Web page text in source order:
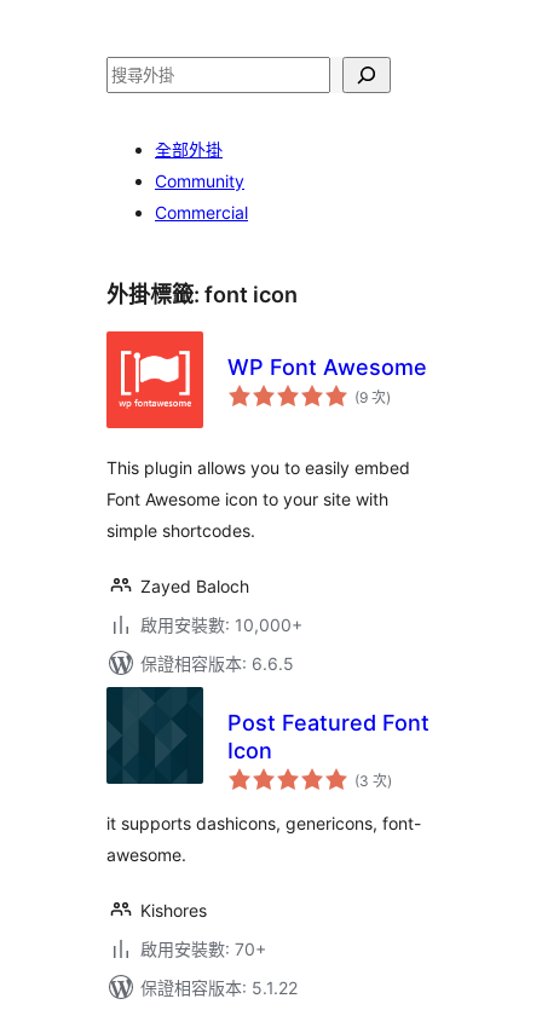
搜
全部外掛
Community
Commercial
外掛標籤: font icon
WP Font Awesome
(9 次評
分)
This plugin allows you to easily embed
Font Awesome icon to your site with
simple shortcodes.
Zayed Baloch
啟用安裝數: 10,000+
保證相容版本: 6.6.5
Post Featured Font
Icon
(3 次評
分
數
)
it supports dashicons, genericons, font-
awesome.
Kishores
啟用安裝數: 70+
保證相容版本: 5.1.22